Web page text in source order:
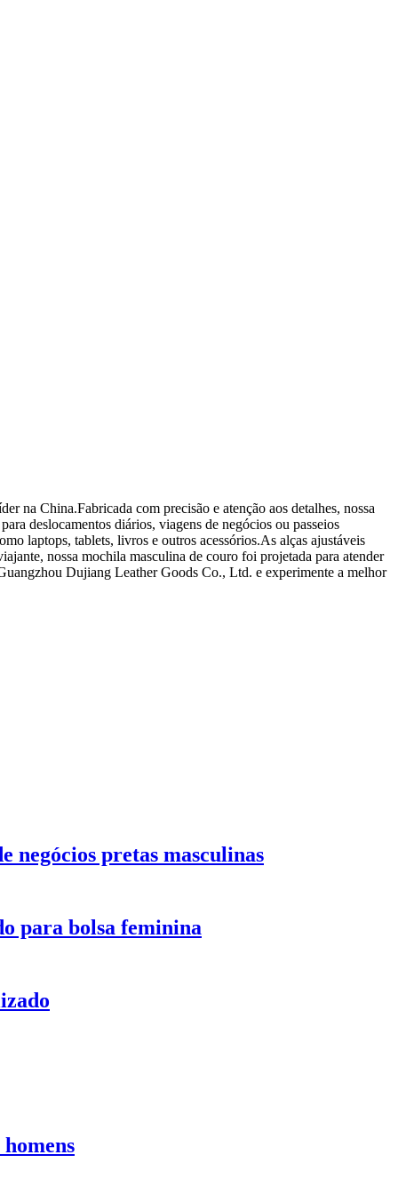
na China.Fabricada com precisão e atenção aos detalhes, nossa
deslocamentos diários, viagens de negócios ou passeios
laptops, tablets, livros e outros acessórios.As alças ajustáveis
nossa mochila masculina de couro foi projetada para atender
Dujiang Leather Goods Co., Ltd. e experimente a melhor
negócios pretas masculinas
para bolsa feminina